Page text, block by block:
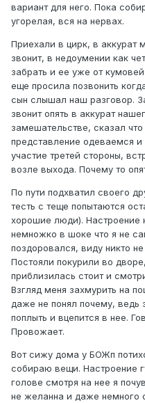
вариант для него. Пока
угорелая, вся на нервах.
Приехали в цирк, в аккурат
звонит, в недоумении как
забрать и ее уже от
еще просила позвонить
сын слышал наш разговор.
звонит опять в аккурат
замешательстве, сказал что
представление одеваемся
участие третей стороны,
возле выхода. Почему то
По пути подхватил своего
тесть с теще попытаются
хорошие люди).
немножко в шоке что я не
поздоровался, виду никто
Постояли покурили во
приблизилась стоит и
Взгляд меня захмурить на
даже не понял почему, ведь
поплыть и вцепится в нее.
Провожает.
Вот сижу дома у БОЖп
собираю вещи. Настроение
голове смотря на нее я
не желанна и даже немного